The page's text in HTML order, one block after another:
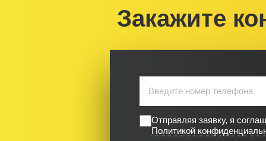
Закажите
Отправляя заявку, я
Политикой